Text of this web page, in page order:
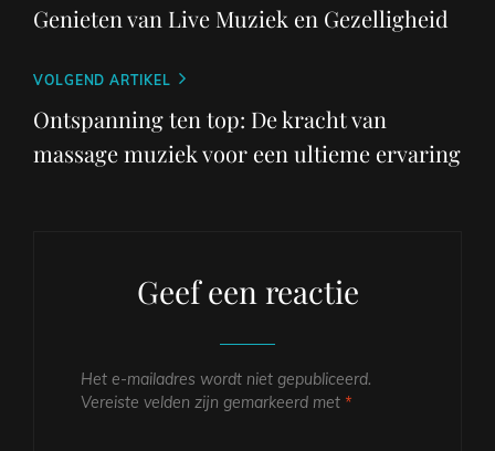
Genieten van Live Muziek en Gezelligheid
Volgend
bericht
VOLGEND ARTIKEL
Ontspanning ten top: De kracht van
massage muziek voor een ultieme ervaring
Geef een reactie
Het e-mailadres wordt niet gepubliceerd.
Vereiste velden zijn gemarkeerd met *